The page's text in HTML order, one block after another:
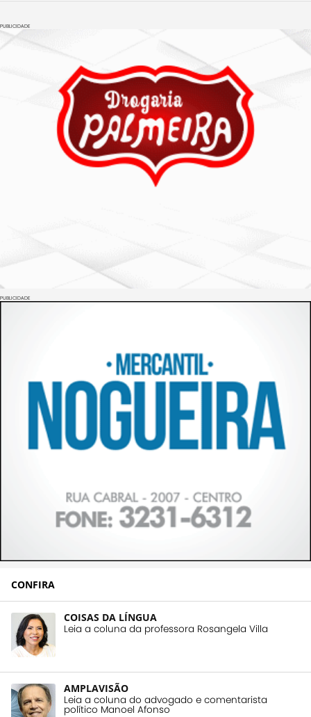
PUBLICIDADE
PUBLICIDADE
CONFIRA
COISAS DA LÍNGUA
Leia a coluna da professora Rosangela Villa
AMPLAVISÃO
Leia a coluna do advogado e comentarista
político Manoel Afonso